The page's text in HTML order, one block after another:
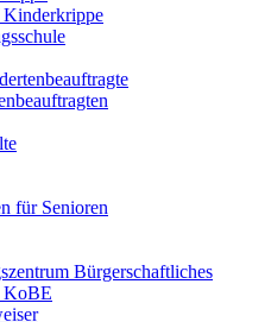
für Senioren
Bürgerschaftliches
KoBE